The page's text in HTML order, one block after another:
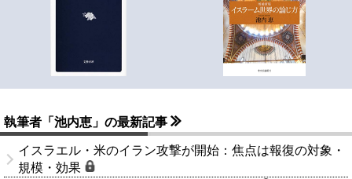
執筆者「池内恵」の最新記事
イスラエル・米のイラン攻撃が開始：焦点は報復の対象・
規模・効果